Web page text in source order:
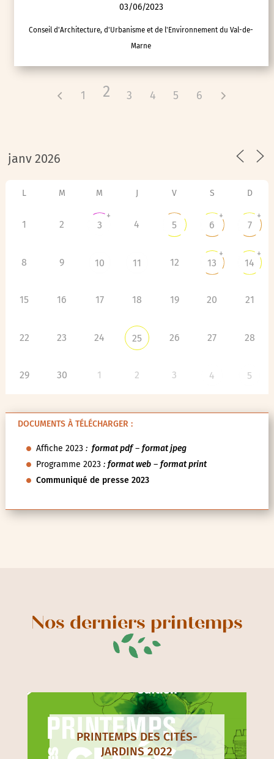
03/06/2023
Conseil d'Architecture, d'Urbanisme et de l'Environnement du Val-de-
Marne
1 2 3 4 5 6
L M M J V S D
1 2 3
+
4 5 6
+
7
+
8 9 10 11 12 13
+
14
+
15 16 17 18 19 20 21
22 23 24 25 26 27 28
29 30 1 2 3 4 5
DOCUMENTS À TÉLÉCHARGER :
Affiche 2023: format pdf– format jpeg
Programme 2023 : format web– format print
Communiqué de presse 2023
Nos derniers printemps
PRINTEMPS DES CITÉS-
JARDINS 2022